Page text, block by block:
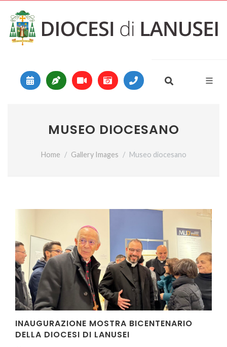
Main Navigation
MUSEO DIOCESANO
Home Gallery Images Museo diocesano
INAUGURAZIONE MOSTRA BICENTENARIO
DELLA DIOCESI DI LANUSEI